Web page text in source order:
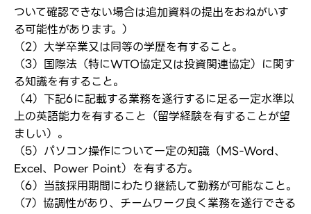
応募完了通知をする
転職報告をする
新規会員登録
ついて確認できない場合は追加資料の提出をおねがいす
る可能性があります。）
（2）大学卒業又は同等の学歴を有すること。
（3）国際法（特にWTO協定又は投資関連協定）に関す
る知識を有すること。
（4）下記6に記載する業務を遂行するに足る一定水準以
上の英語能力を有すること（留学経験を有することが望
ましい）。
（5）パソコン操作について一定の知識（MS-Word、
Excel、Power Point）を有する方。
（6）当該採用期間にわたり継続して勤務が可能なこと。
（7）協調性があり、チームワーク良く業務を遂行できる